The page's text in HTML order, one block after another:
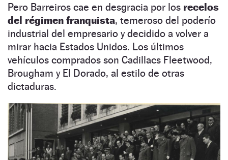
Pero Barreiros cae en desgracia por los recelos
del régimen franquista, temeroso del poderío
industrial del empresario y decidido a volver a
mirar hacia Estados Unidos. Los últimos
vehículos comprados son Cadillacs Fleetwood,
Brougham y El Dorado, al estilo de otras
dictaduras.